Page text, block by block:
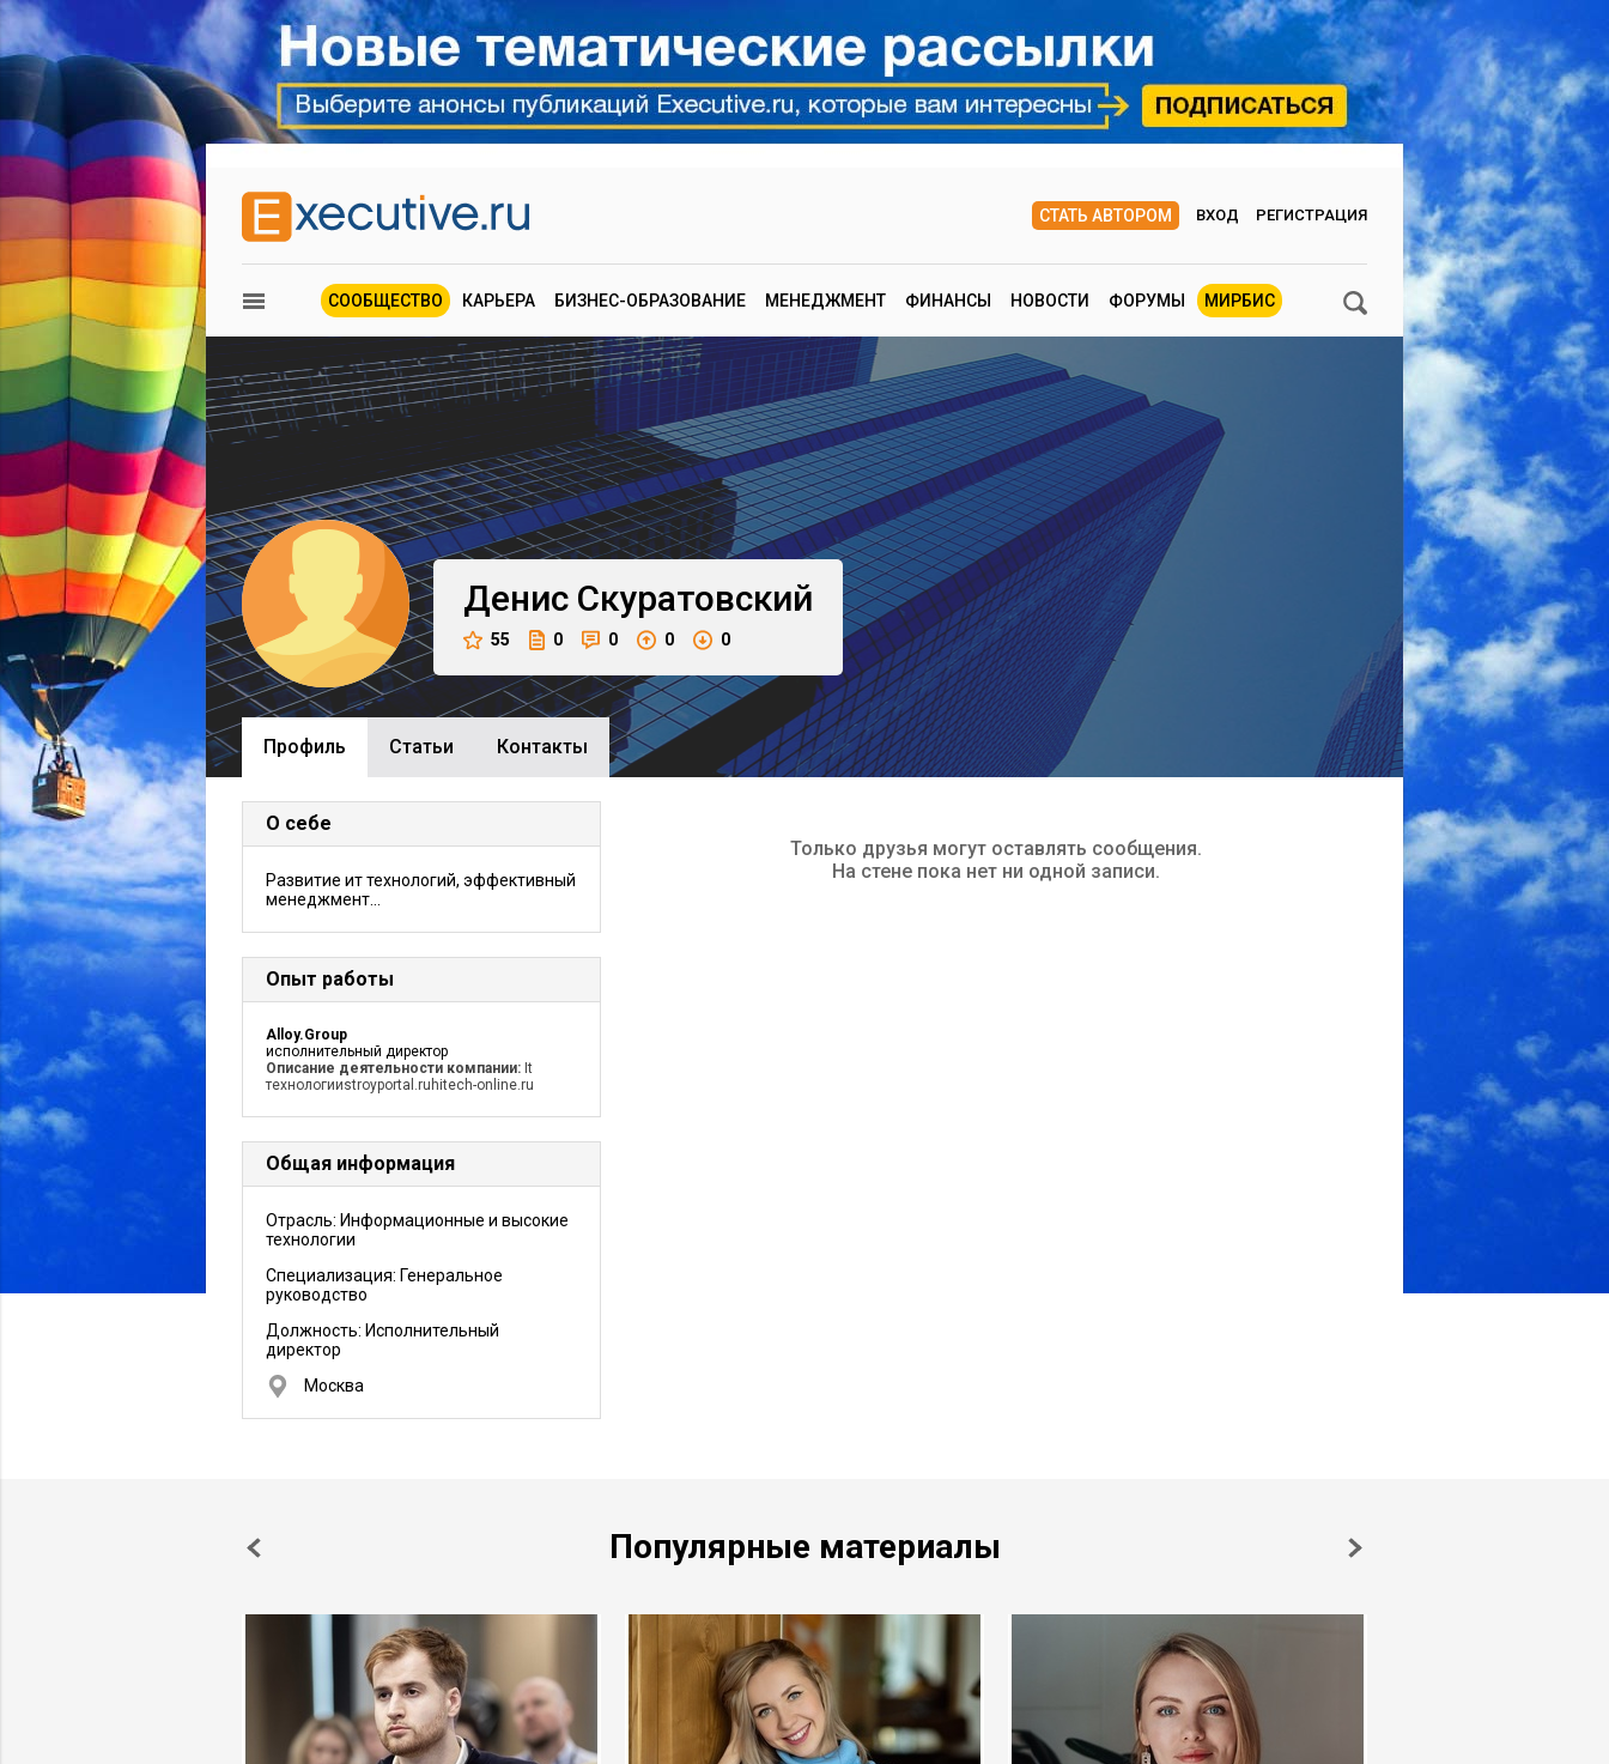
СТАТЬ АВТОРОМ ВХОД РЕГИСТРАЦИЯ
СООБЩЕСТВО КАРЬЕРА БИЗНЕС-ОБРАЗОВАНИЕ МЕНЕДЖМЕНТ ФИНАНСЫ НОВОСТИ ФОРУМЫ МИРБИС
Денис Скуратовский
55 0 0 0 0
Профиль Cтатьи Контакты
О себе
Развитие ит технологий, эффективный
менеджмент...
Опыт работы
Alloy.Group
исполнительный директор
Описание деятельности компании: It
технологииstroyportal.ruhitech-online.ru
Общая информация
Отрасль: Информационные и высокие
технологии
Специализация: Генеральное
руководство
Должность: Исполнительный
директор
Москва
Только друзья могут оставлять сообщения.
На стене пока нет ни одной записи.
Популярные материалы